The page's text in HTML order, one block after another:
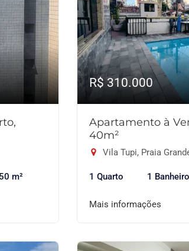
50 m²
R$ 310.000
Apartamento à
40m²
Vila Tupi, Praia
1 Quarto 1 Banheiro
Mais informações